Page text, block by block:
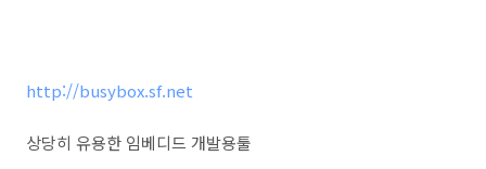
http://busybox.sf.net
상당히 유용한 임베디드 개발용툴